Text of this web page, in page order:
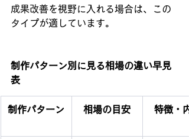
成果改善を視野に入れる場合は、この
タイプが適しています。
制作パターン別に見る相場の違い早見
表
制作パターン 相場の目安 特徴・